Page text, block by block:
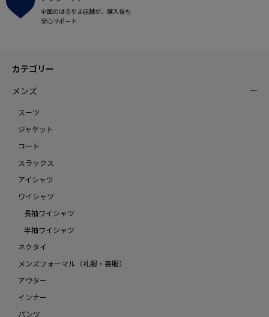
全国のはるやま店舗が、購入後も
安心サポート
カテゴリー
メンズ
スーツ
ジャケット
コート
スラックス
アイシャツ
ワイシャツ
長袖ワイシャツ
半袖ワイシャツ
ネクタイ
メンズフォーマル（礼服・喪服）
アウター
インナー
パンツ